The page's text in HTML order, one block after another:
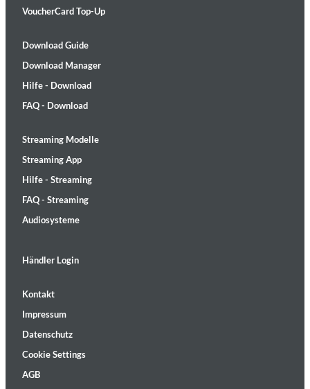
VoucherCard Top-Up
Download Guide
Download Manager
Hilfe - Download
FAQ - Download
Streaming Modelle
Streaming App
Hilfe - Streaming
FAQ - Streaming
Audiosysteme
Händler Login
Kontakt
Impressum
Datenschutz
Cookie Settings
AGB